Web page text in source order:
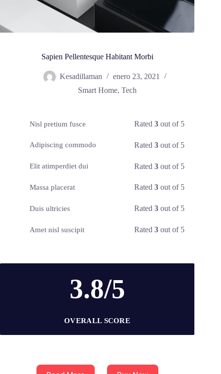
Sapien Pellentesque Habitant Morbi
Kesadillaman
enero 23, 2021
Smart Home, Tech
Nisl pretium fusce Rated3 out of 5
Adipiscing commodo Rated3 out of 5
Elit atimperdiet dui Rated3 out of 5
Massa placerat Rated3 out of 5
Duis ultricies Rated3 out of 5
Amet nisl suscipit Rated3 out of 5
3.8/5
OVERALL SCORE